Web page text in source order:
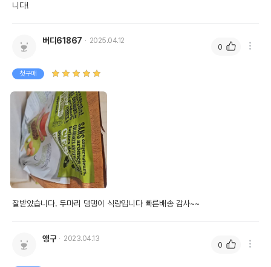
니다!
버디61867 2025.04.12
첫구매
잘받았습니다. 두마리 댕댕이 식량입니다 빠른배송 감사~~
0
앵구 2023.04.13
0